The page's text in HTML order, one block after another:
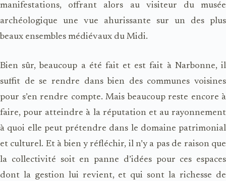
manifestations, offrant alors au visiteur du musée
archéologique une vue ahurissante sur un des plus
beaux ensembles médiévaux du Midi.
Bien sûr, beaucoup a été fait et est fait à Narbonne, il
suffit de se rendre dans bien des communes voisines
pour s’en rendre compte. Mais beaucoup reste encore à
faire, pour atteindre à la réputation et au rayonnement
à quoi elle peut prétendre dans le domaine patrimonial
et culturel. Et à bien y réfléchir, il n’y a pas de raison que
la collectivité soit en panne d’idées pour ces espaces
dont la gestion lui revient, et qui sont la richesse de